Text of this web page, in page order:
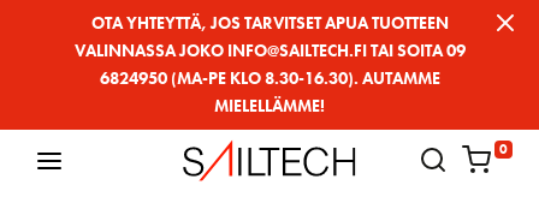
OTA YHTEYTTÄ, JOS TARVITSET APUA TUOTTEEN
VALINNASSA JOKO INFO@SAILTECH.FI TAI SOITA 09
6824950 (MA-PE KLO 8.30-16.30). AUTAMME
MIELELLÄMME!
0